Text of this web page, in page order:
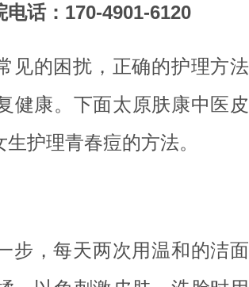
话：170-4901-6120
见的困扰，正确的护理方法
健康。下面太原肤康中医皮
护理青春痘的方法。
步，每天两次用温和的洁面